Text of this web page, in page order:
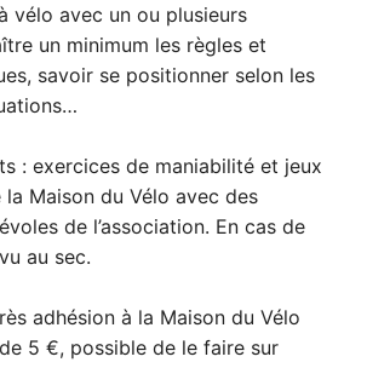
vélo avec un ou plusieurs
un minimum les règles et
savoir se positionner selon les
: exercices de maniabilité et jeux
Maison du Vélo avec des
de l’association. En cas de
au sec.
adhésion à la Maison du Vélo
5 €, possible de le faire sur